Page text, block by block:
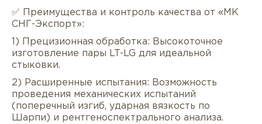
✅ Преимущества и контроль качества от «МК
СНГ-Экспорт»:
1) Прецизионная обработка: Высокоточное
изготовление пары LT-LG для идеальной
стыковки.
2) Расширенные испытания: Возможность
проведения механических испытаний
(поперечный изгиб, ударная вязкость по
Шарпи) и рентгеноспектрального анализа.